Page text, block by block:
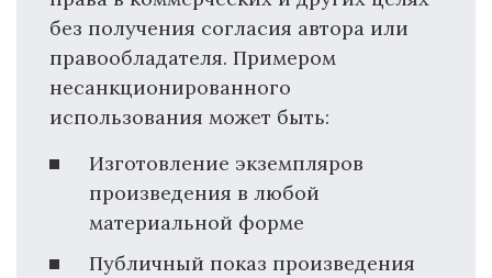
без получения согласия автора или
правообладателя. Примером
несанкционированного
использования может быть:
Изготовление экземпляров
произведения в любой
материальной форме
Публичный показ произведения